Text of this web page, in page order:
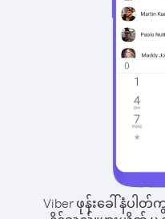
Viber ဖုန်းခေါ်နံပါ